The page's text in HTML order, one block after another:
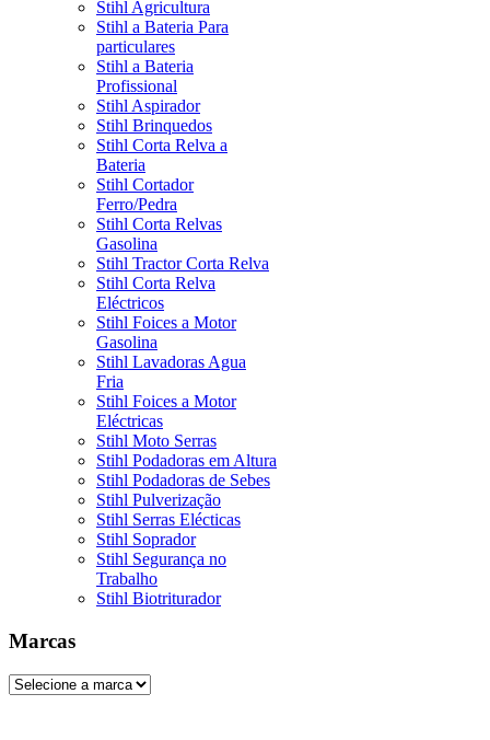
Stihl Agricultura
Stihl a Bateria Para
particulares
Stihl a Bateria
Profissional
Stihl Aspirador
Stihl Brinquedos
Stihl Corta Relva a
Bateria
Stihl Cortador
Ferro/Pedra
Stihl Corta Relvas
Gasolina
Stihl Tractor Corta Relva
Stihl Corta Relva
Eléctricos
Stihl Foices a Motor
Gasolina
Stihl Lavadoras Agua
Fria
Stihl Foices a Motor
Eléctricas
Stihl Moto Serras
Stihl Podadoras em Altura
Stihl Podadoras de Sebes
Stihl Pulverização
Stihl Serras Elécticas
Stihl Soprador
Stihl Segurança no
Trabalho
Stihl Biotriturador
Marcas